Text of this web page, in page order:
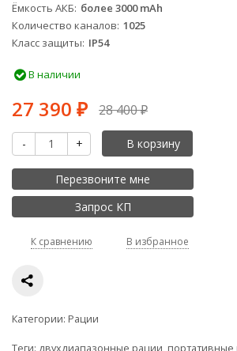
Ёмкость АКБ более 3000 mAh
Количество каналов 1025
Класс защиты IP54
В наличии
27 390 ₽ 28 400₽
- + В корзину
Перезвоните мне
Запрос КП
К сравнению В избранное
Категории: Рации
Теги: двухдиапазонные рации, портативные